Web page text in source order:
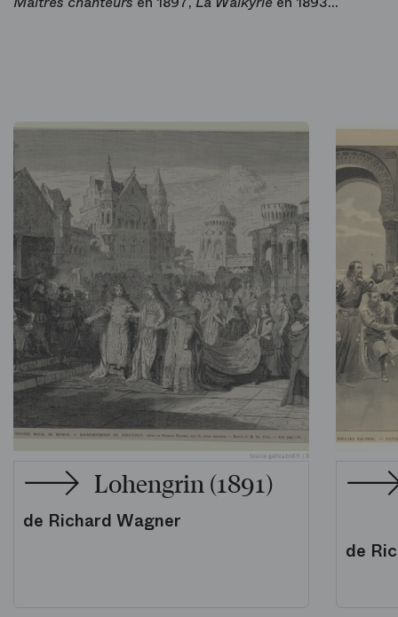
Lohengrin (1891)
de Richard Wagner
de